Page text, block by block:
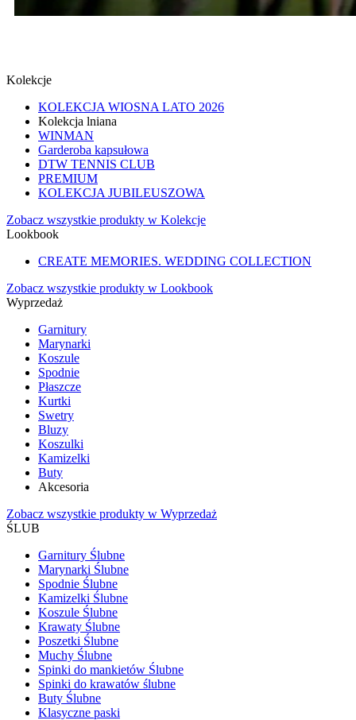
Kolekcje
KOLEKCJA WIOSNA LATO 2026
Kolekcja lniana
WINMAN
Garderoba kapsułowa
DTW TENNIS CLUB
PREMIUM
KOLEKCJA JUBILEUSZOWA
Zobacz wszystkie produkty w Kolekcje
Lookbook
CREATE MEMORIES. WEDDING COLLECTION
Zobacz wszystkie produkty w Lookbook
Wyprzedaż
Garnitury
Marynarki
Koszule
Spodnie
Płaszcze
Kurtki
Swetry
Bluzy
Koszulki
Kamizelki
Buty
Akcesoria
Zobacz wszystkie produkty w Wyprzedaż
ŚLUB
Garnitury Ślubne
Marynarki Ślubne
Spodnie Ślubne
Kamizelki Ślubne
Koszule Ślubne
Krawaty Ślubne
Poszetki Ślubne
Muchy Ślubne
Spinki do mankietów Ślubne
Spinki do krawatów ślubne
Buty Ślubne
Klasyczne paski